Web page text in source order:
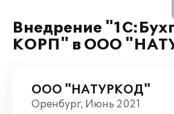
Внедрение
КОРП" в ООО
ООО "НАТУРКОД"
Оренбург, Июнь 2021